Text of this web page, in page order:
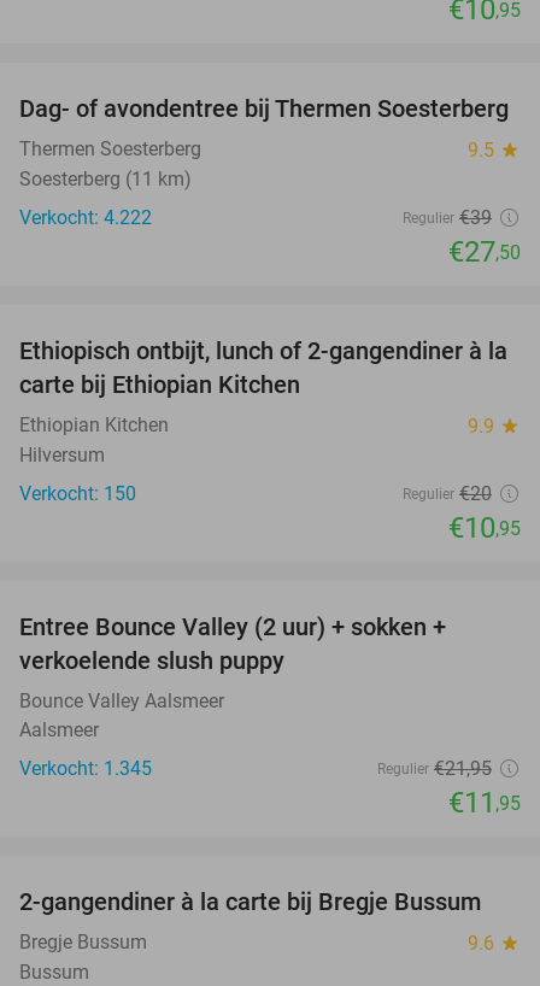
€10,95
29%
Dag- of avondentree bij Thermen Soesterberg
Thermen Soesterberg 9.5 star
Soesterberg (11 km)
Verkocht: 4.222
Regulier €39
€27,50
45%
Ethiopisch ontbijt, lunch of 2-gangendiner à la
carte bij Ethiopian Kitchen
Ethiopian Kitchen 9.9 star
Hilversum
Verkocht: 150
Regulier €20
€10,95
Entree Bounce Valley (2 uur) + sokken +
verkoelende slush puppy
Bounce Valley Aalsmeer
Aalsmeer
Verkocht: 1.345
Regulier €21,95
€11 ,95
12%
2-gangendiner à la carte bij Bregje Bussum
Bregje Bussum 9.6 star
Bussum